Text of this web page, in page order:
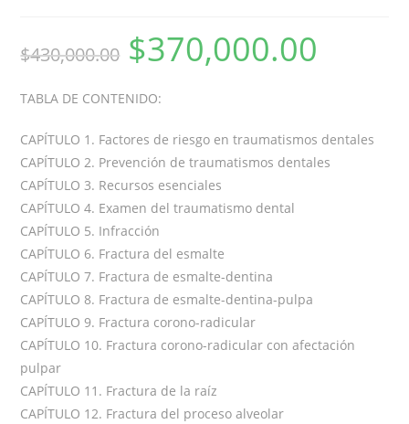
$430,000.00 $370,000.00
TABLA DE CONTENIDO:
CAPÍTULO 1. Factores de riesgo en traumatismos dentales
CAPÍTULO 2. Prevención de traumatismos dentales
CAPÍTULO 3. Recursos esenciales
CAPÍTULO 4. Examen del traumatismo dental
CAPÍTULO 5. Infracción
CAPÍTULO 6. Fractura del esmalte
CAPÍTULO 7. Fractura de esmalte-dentina
CAPÍTULO 8. Fractura de esmalte-dentina-pulpa
CAPÍTULO 9. Fractura corono-radicular
CAPÍTULO 10. Fractura corono-radicular con afectación
pulpar
CAPÍTULO 11. Fractura de la raíz
CAPÍTULO 12. Fractura del proceso alveolar